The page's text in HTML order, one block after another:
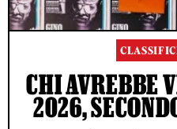
CHI AVREBBE
2026,